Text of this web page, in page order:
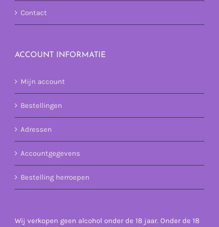
Contact
ACCOUNT INFORMATIE
Mijn account
Bestellingen
Adressen
Accountgegevens
Bestelling herroepen
Wij verkopen geen alcohol onder de 18 jaar. Onder de 18